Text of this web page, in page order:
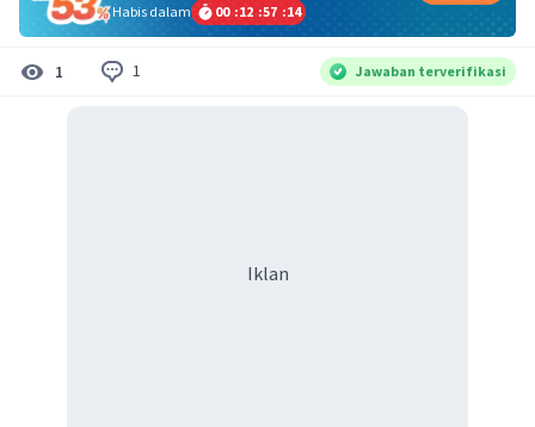
Habis dalam
00 :12 :57 :14
1 1 Jawaban terverifikasi
Iklan